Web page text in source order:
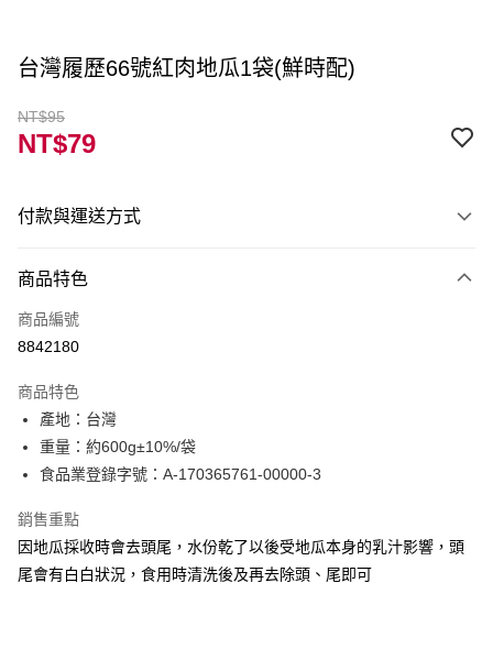
台灣履歷66號紅肉地瓜1袋(鮮時配)
NT$95
NT$79
付款與運送方式
信用卡一次付款
LINE Pay
街口支付
ATM付款
運送方式
常溫宅配
每筆NT$225
商品特色
商品編號
8842180
商品特色
產地：台灣
重量：約600g±10%/袋
食品業登錄字號：A-170365761-00000-3
銷售重點
因地瓜採收時會去頭尾，水份乾了以後受地瓜本身的乳汁影響，頭
尾會有白白狀況，食用時清洗後及再去除頭、尾即可